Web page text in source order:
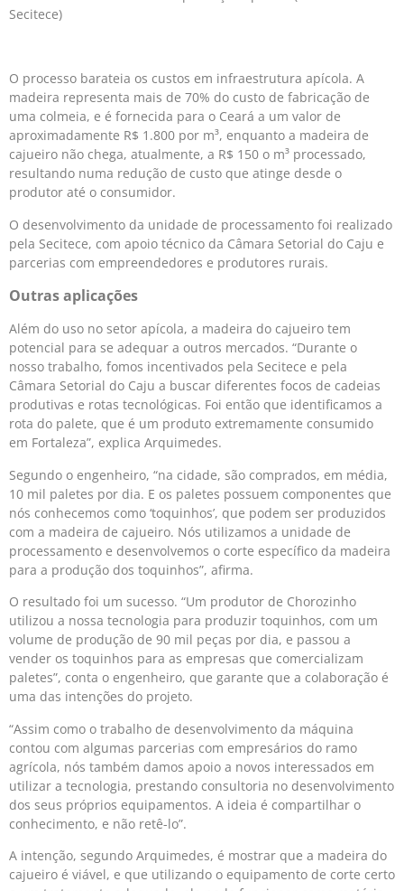
Secitece)
O processo barateia os custos em infraestrutura apícola. A
madeira representa mais de 70% do custo de fabricação de
uma colmeia, e é fornecida para o Ceará a um valor de
aproximadamente R$ 1.800 por m³, enquanto a madeira de
cajueiro não chega, atualmente, a R$ 150 o m³ processado,
resultando numa redução de custo que atinge desde o
produtor até o consumidor.
O desenvolvimento da unidade de processamento foi realizado
pela Secitece, com apoio técnico da Câmara Setorial do Caju e
parcerias com empreendedores e produtores rurais.
Outras aplicações
Além do uso no setor apícola, a madeira do cajueiro tem
potencial para se adequar a outros mercados. “Durante o
nosso trabalho, fomos incentivados pela Secitece e pela
Câmara Setorial do Caju a buscar diferentes focos de cadeias
produtivas e rotas tecnológicas. Foi então que identificamos a
rota do palete, que é um produto extremamente consumido
em Fortaleza”, explica Arquimedes.
Segundo o engenheiro, “na cidade, são comprados, em média,
10 mil paletes por dia. E os paletes possuem componentes que
nós conhecemos como ‘toquinhos’, que podem ser produzidos
com a madeira de cajueiro. Nós utilizamos a unidade de
processamento e desenvolvemos o corte específico da madeira
para a produção dos toquinhos”, afirma.
O resultado foi um sucesso. “Um produtor de Chorozinho
utilizou a nossa tecnologia para produzir toquinhos, com um
volume de produção de 90 mil peças por dia, e passou a
vender os toquinhos para as empresas que comercializam
paletes”, conta o engenheiro, que garante que a colaboração é
uma das intenções do projeto.
“Assim como o trabalho de desenvolvimento da máquina
contou com algumas parcerias com empresários do ramo
agrícola, nós também damos apoio a novos interessados em
utilizar a tecnologia, prestando consultoria no desenvolvimento
dos seus próprios equipamentos. A ideia é compartilhar o
conhecimento, e não retê-lo”.
A intenção, segundo Arquimedes, é mostrar que a madeira do
cajueiro é viável, e que utilizando o equipamento de corte certo